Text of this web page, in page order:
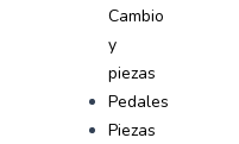
Cambio
y
piezas
Pedales
Piezas